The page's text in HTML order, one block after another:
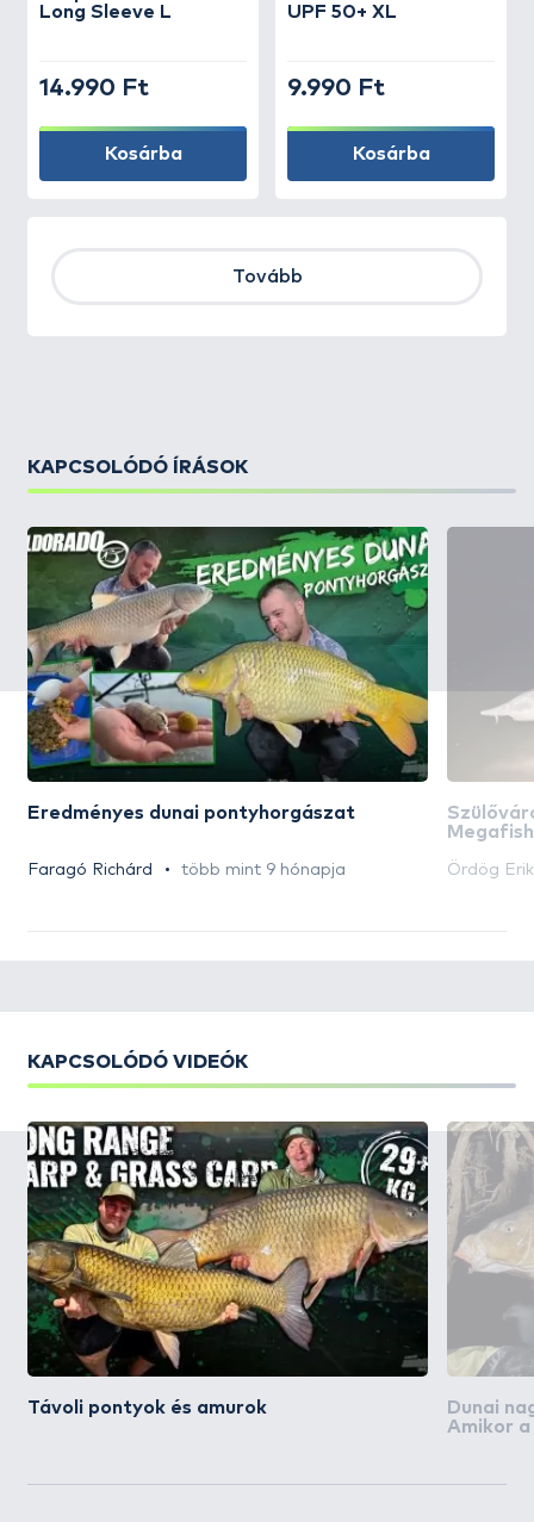
Long Sleeve L
14.990 Ft
Kosárba
UPF 50+ XL
9.990 Ft
Kosárba
Tovább
KAPCSOLÓDÓ ÍRÁSOK
Eredményes dunai pontyhorgászat
Faragó Richárd több mint 9 hónapja Ördög Erik
KAPCSOLÓDÓ VIDEÓK
Távoli pontyok és amurok
Dunai
Amikor